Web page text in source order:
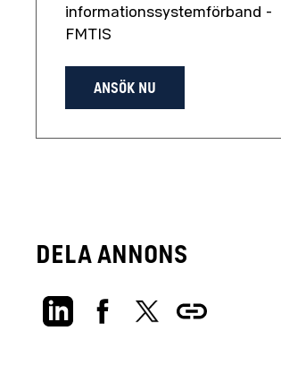
informationssystemförband -
FMTIS
ANSÖK NU
Dela annons